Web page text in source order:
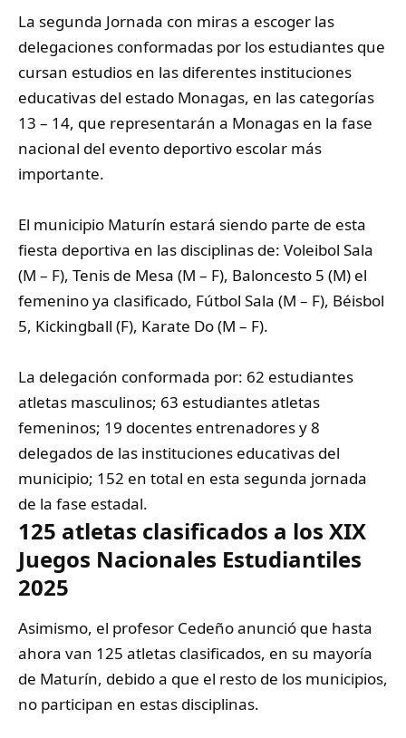
‎La segunda Jornada con miras a escoger las
delegaciones conformadas por los estudiantes que
cursan estudios en las diferentes instituciones
educativas del estado Monagas, en las categorías
13 – 14, que representarán a Monagas en la fase
nacional del evento deportivo escolar más
importante.
‎El municipio Maturín estará siendo parte de esta
fiesta deportiva en las disciplinas de: Voleibol Sala
(M – F), Tenis de Mesa (M – F), Baloncesto 5 (M) el
femenino ya clasificado, Fútbol Sala (M – F), Béisbol
5, Kickingball (F), Karate Do (M – F).
‎La delegación conformada por: 62 estudiantes
atletas masculinos; 63 estudiantes atletas
femeninos; 19 docentes entrenadores y 8
delegados de las instituciones educativas del
municipio; 152 en total en esta segunda jornada
de la fase estadal.‎
‎125 atletas clasificados a los XIX
Juegos Nacionales Estudiantiles
2025
‎Asimismo, el profesor Cedeño anunció que hasta
ahora van 125 atletas clasificados, en su mayoría
de Maturín, debido a que el resto de los municipios,
no participan en estas disciplinas.